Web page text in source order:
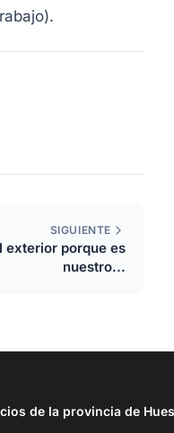
SIGUIENTE
exterior porque es
nuestro...
de la provincia de